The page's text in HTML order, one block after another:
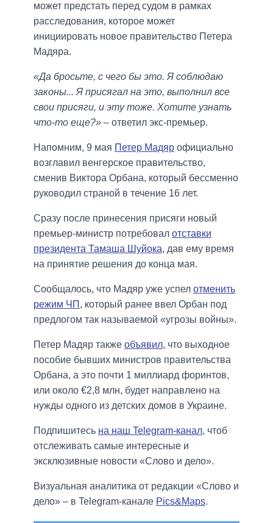
может предстать перед судом в рамках
расследования, которое может
инициировать новое правительство Петера
Мадяра.
«Да бросьте, с чего бы это. Я соблюдаю
законы... Я присягал на это, выполнил все
свои присяги, и эту тоже. Хотите узнать
что-то еще?» – ответил экс-премьер.
Напомним, 9 мая Петер Мадяр официально
возглавил венгерское правительство,
сменив Виктора Орбана, который бессменно
руководил страной в течение 16 лет.
Сразу после принесения присяги новый
премьер-министр потребовал отставки
президента Тамаша Шуйока, дав ему время
на принятие решения до конца мая.
Сообщалось, что Мадяр уже успел отменить
режим ЧП , который ранее ввел Орбан под
предлогом так называемой «угрозы войны».
Петер Мадяр также объявил, что выходное
пособие бывших министров правительства
Орбана, а это почти 1 миллиард форинтов,
или около €2,8 млн, будет направлено на
нужды одного из детских домов в Украине.
Подпишитесь на наш Telegram-канал, чтоб
отслеживать самые интересные и
эксклюзивные новости «Слово и дело».
Визуальная аналитика от редакции «Слово и
дело» – в Telegram-канале Pics&Maps.